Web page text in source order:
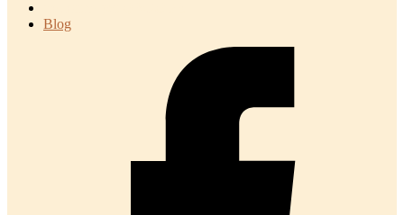
Blog